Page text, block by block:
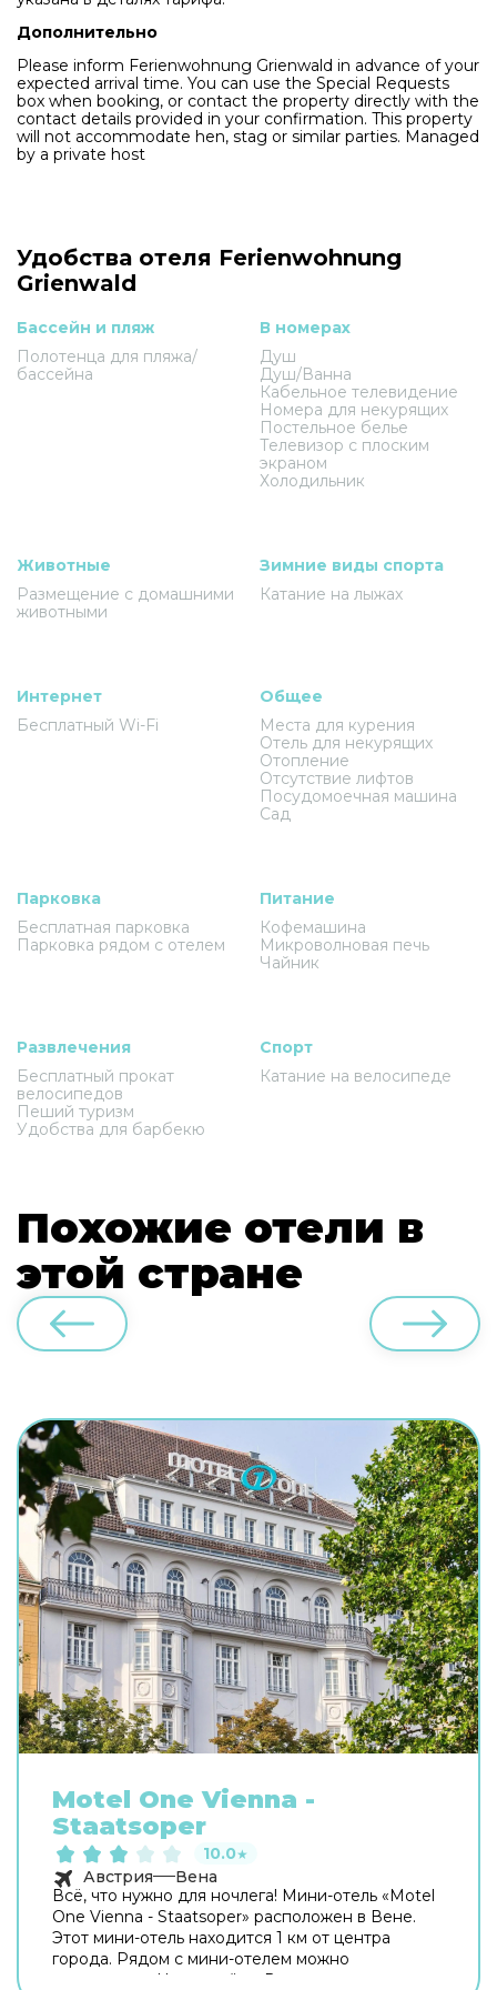
Дополнительно
Please inform Ferienwohnung Grienwald in advance of your
expected arrival time. You can use the Special Requests
box when booking, or contact the property directly with the
contact details provided in your confirmation. This property
will not accommodate hen, stag or similar parties. Managed
by a private host
Удобства отеля Ferienwohnung
Grienwald
Бассейн и пляж
Полотенца для пляжа/
бассейна
В номерах
Душ
Душ/Ванна
Кабельное телевидение
Номера для некурящих
Постельное белье
Телевизор с плоским
экраном
Холодильник
Животные
Размещение с домашними
животными
Зимние виды спорта
Катание на лыжах
Интернет
Бесплатный Wi-Fi
Общее
Места для курения
Отель для некурящих
Отопление
Отсутствие лифтов
Посудомоечная машина
Сад
Парковка
Бесплатная парковка
Парковка рядом с отелем
Питание
Кофемашина
Микроволновая печь
Чайник
Развлечения
Бесплатный прокат
велосипедов
Пеший туризм
Удобства для барбекю
Спорт
Катание на велосипеде
Похожие отели в
этой стране
Motel One Vienna -
Staatsoper
10.0★
Австрия
Вена
Всё, что нужно для ночлега! Мини-отель «Motel
One Vienna - Staatsoper» расположен в Вене.
Этот мини-отель находится 1 км от центра
города. Рядом с мини-отелем можно
прогуляться. Неподалёку: Венская